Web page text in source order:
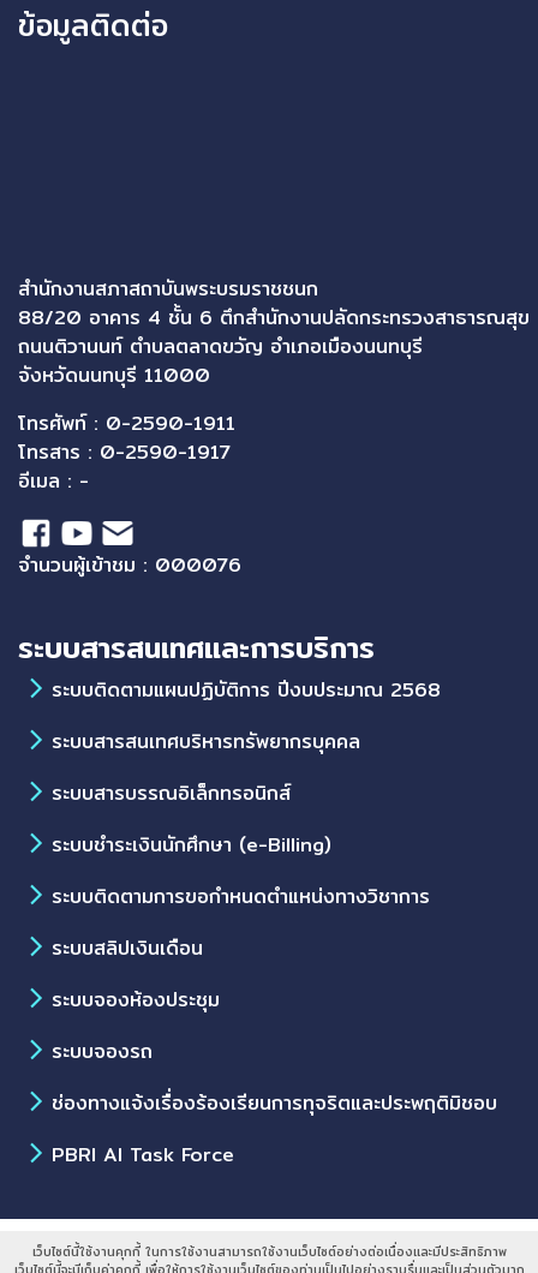
เว็บไซต์นี้ใช้งานคุกกี้ ในการใช้งานสามารถใช้งานเว็บไซต์อย่างต่อเนื่องและมีประสิทธิภาพ
ข้อมูลติดต่อ
สำนักงานสภาสถาบันพระบรมราชชนก
88/20 อาคาร 4 ชั้น 6 ตึกสำนักงานปลัดกระทรวงสาธารณสุข
ถนนติวานนท์ ตำบลตลาดขวัญ อำเภอเมืองนนทบุรี
จังหวัดนนทบุรี 11000
โทรศัพท์ : 0-2590-1911
โทรสาร : 0-2590-1917
อีเมล : -
จำนวนผู้เข้าชม : 000076
ระบบสารสนเทศและการบริการ
ระบบติดตามแผนปฏิบัติการ ปีงบประมาณ 2568
ระบบสารสนเทศบริหารทรัพยากรบุคคล
ระบบสารบรรณอิเล็กทรอนิกส์
ระบบชำระเงินนักศึกษา (e-Billing)
ระบบติดตามการขอกำหนดตำแหน่งทางวิชาการ
ระบบสลิปเงินเดือน
ระบบจองห้องประชุม
ระบบจองรถ
ช่องทางแจ้งเรื่องร้องเรียนการทุจริตและประพฤติมิชอบ
PBRI AI Task Force
สงวนลิขสิทธิ์ © สถาบันพระบรมราชชนก